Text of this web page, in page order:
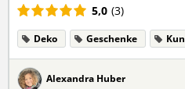
5,0 (3)
Deko Geschenke
Alexandra Huber